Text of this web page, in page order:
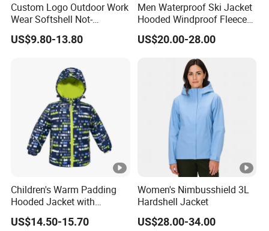
Fabric&
Grown on technical hood with high collar
and elastication
100% Polyester
-2LFN DRYTM 15K/15Kisolierte Jacke
-Vollständig getapte Nähte bieten
zusätzlichen Schutz
vor den Elementen
-
Custom Logo Outdoor Work
Wear Softshell Not-
Waterproof Windproof
Windbreaker Polyester
US$9.80-13.80
Men Waterproof Ski Jacket
Hooded Windproof Fleece
Lined Padded Parka
US$20.00-28.00
Children's Warm Padding
Hooded Jacket with
Colorful Print
US$14.50-15.70
Women's Nimbusshield 3L
Hardshell Jacket
US$28.00-34.00